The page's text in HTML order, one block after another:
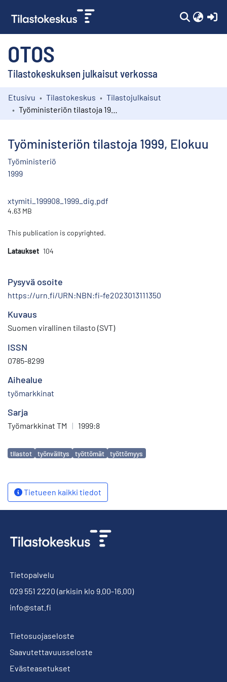
OTOS
Tilastokeskuksen julkaisut verkossa
Kokoelmat
Etusivu Tilastokeskus
Tilastojulkaisut
Työministeriön tilastoja 1999, Elokuu
Työministeriö
1999
xtymiti_199908_1999_dig.pdf
4.63 MB
This publication is copyrighted.
Lataukset 104
Pysyvä osoite
https://urn.fi/URN:NBN:fi-fe2023013111350
Kuvaus
Suomen virallinen tilasto (SVT)
ISSN
0785-8299
Aihealue
työmarkkinat
Sarja
Työmarkkinat TM | 1999:8
Avainsanat
tilastot työnvälitys työttömät työttömyys
Tietueen kaikki tiedot
Tietopalvelu
029 551 2220 (arkisin klo 9.00-16.00)
info@stat.fi
Tietosuojaseloste
Saavutettavuusseloste
Evästeasetukset